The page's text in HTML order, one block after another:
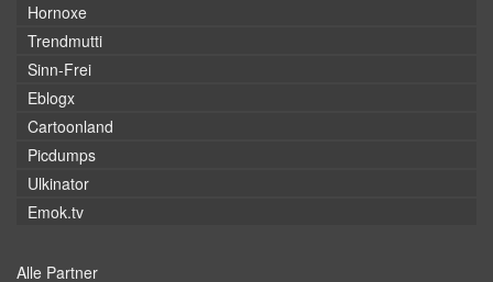
Hornoxe
Trendmutti
Sinn-Frei
Eblogx
Cartoonland
Picdumps
Ulkinator
Emok.tv
Alle Partner